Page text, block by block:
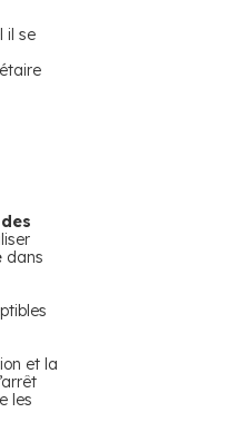
il se
dans
et la
les